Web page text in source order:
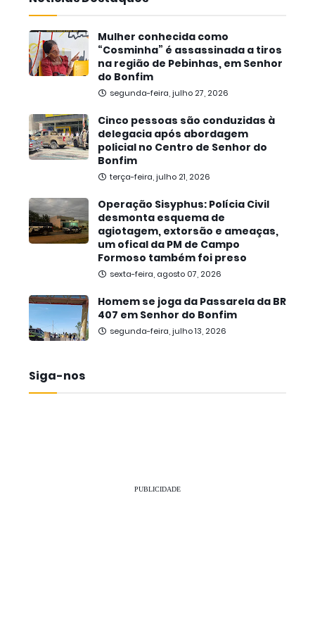
Mulher conhecida como
“Cosminha” é assassinada a tiros
na região de Pebinhas, em Senhor
do Bonfim
segunda-feira, julho 27, 2026
Cinco pessoas são conduzidas à
delegacia após abordagem
policial no Centro de Senhor do
Bonfim
terça-feira, julho 21, 2026
Operação Sisyphus: Polícia Civil
desmonta esquema de
agiotagem, extorsão e ameaças,
um ofical da PM de Campo
Formoso também foi preso
sexta-feira, agosto 07, 2026
Homem se joga da Passarela da BR
407 em Senhor do Bonfim
segunda-feira, julho 13, 2026
Siga-nos
PUBLICIDADE